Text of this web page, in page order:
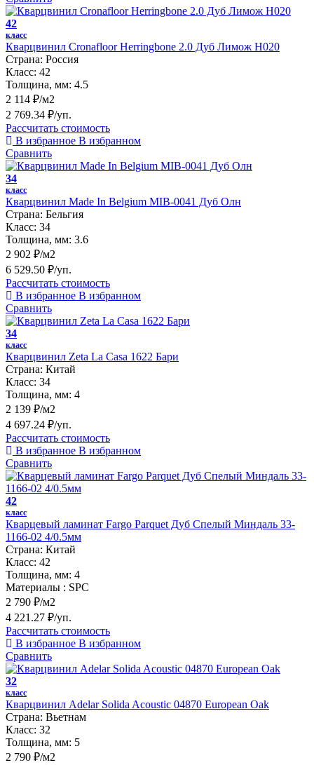
42
класс
Кварцвинил Cronafloor Herringbone 2.0 Дуб Лимож H020
Страна: Россия
Класс: 42
Толщина, мм: 4.5
2 114 ₽/м2
2 769.34 ₽/уп.
Рассчитать стоимость
В избранное В избранном
Сравнить
34
класс
Кварцвинил Made In Belgium MIB-0041 Дуб Олн
Страна: Бельгия
Класс: 34
Толщина, мм: 3.6
2 902 ₽/м2
6 529.50 ₽/уп.
Рассчитать стоимость
В избранное В избранном
Сравнить
34
класс
Кварцвинил Zeta La Casa 1622 Бари
Страна: Китай
Класс: 34
Толщина, мм: 4
2 139 ₽/м2
4 697.24 ₽/уп.
Рассчитать стоимость
В избранное В избранном
Сравнить
42
класс
Кварцевый ламинат Fargo Parquet Дуб Спелый Миндаль 33-
1166-02 4/0.5мм
Страна: Китай
Класс: 42
Толщина, мм: 4
Материалы : SPC
2 790 ₽/м2
4 221.27 ₽/уп.
Рассчитать стоимость
В избранное В избранном
Сравнить
32
класс
Кварцвинил Adelar Solida Acoustic 04870 European Oak
Страна: Вьетнам
Класс: 32
Толщина, мм: 5
2 790 ₽/м2